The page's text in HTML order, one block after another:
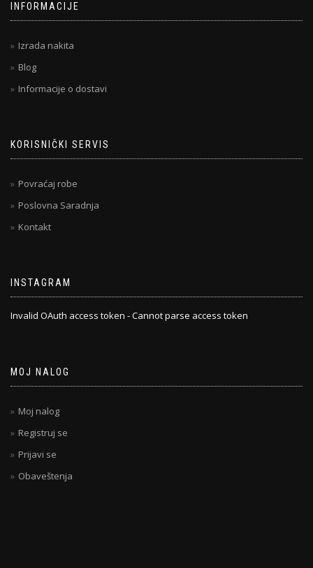
INFORMACIJE
Izrada nakita
Blog
Informacije o dostavi
KORISNIČKI SERVIS
Povraćaj robe
Poslovna Saradnja
Kontakt
INSTAGRAM
Invalid OAuth access token - Cannot parse access token
MOJ NALOG
Moj nalog
Registruj se
Prijavi se
Obaveštenja